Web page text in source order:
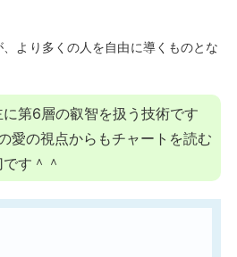
より多くの人を自由に導くものとな
第6層の叡智を扱う技術です
愛の視点からもチャートを読む
す＾＾